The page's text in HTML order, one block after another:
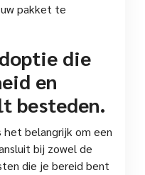
pakket te
die
en
besteden.
het belangrijk om een
bij zowel de
die je bereid bent